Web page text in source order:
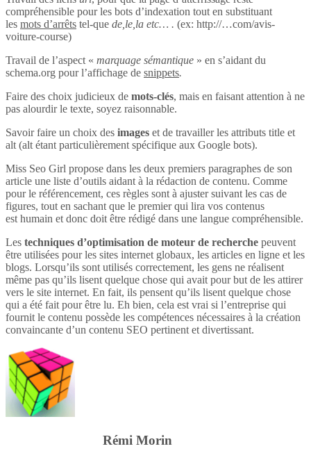
compréhensible pour les bots d’indexation tout en substituant
les mots d’arrêts tel-que de,le,la etc… . (ex: http://…com/avis-
voiture-course)
Travail de l’aspect « marquage sémantique » en s’aidant du
schema.org pour l’affichage de snippets.
Faire des choix judicieux de mots-clés, mais en faisant attention à ne
pas alourdir le texte, soyez raisonnable.
Savoir faire un choix des images et de travailler les attributs title et
alt (alt étant particulièrement spécifique aux Google bots).
Miss Seo Girl propose dans les deux premiers paragraphes de son
article une liste d’outils aidant à la rédaction de contenu. Comme
pour le référencement, ces règles sont à ajuster suivant les cas de
figures, tout en sachant que le premier qui lira vos contenus
est humain et donc doit être rédigé dans une langue compréhensible.
Les techniques d’optimisation de moteur de recherche peuvent
être utilisées pour les sites internet globaux, les articles en ligne et les
blogs. Lorsqu’ils sont utilisés correctement, les gens ne réalisent
même pas qu’ils lisent quelque chose qui avait pour but de les attirer
vers le site internet. En fait, ils pensent qu’ils lisent quelque chose
qui a été fait pour être lu. Eh bien, cela est vrai si l’entreprise qui
fournit le contenu possède les compétences nécessaires à la création
convaincante d’un contenu SEO pertinent et divertissant.
Rémi Morin